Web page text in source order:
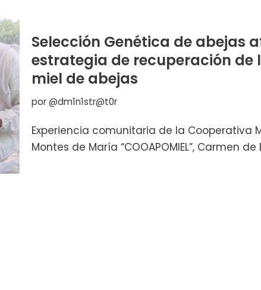
Selección Genética de abejas
estrategia de recuperación de
miel de abejas
por@dm1n1str@t0r
Experiencia comunitaria de la Cooperativa
Montes de María “COOAPOMIEL”, Carmen